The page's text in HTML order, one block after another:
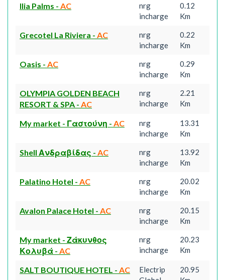
Ilia Palms - AC
nrg
incharge
0.12
Km
Grecotel La Riviera - AC
nrg
incharge
0.22
Km
Oasis - AC
nrg
incharge
0.29
Km
OLYMPIA GOLDEN BEACH
RESORT & SPA - AC
nrg
incharge
2.21
Km
My market - Γαστούνη - AC
nrg
incharge
13.31
Km
Shell Ανδραβίδας - AC
nrg
incharge
13.92
Km
Palatino Hotel - AC
nrg
incharge
20.02
Km
Avalon Palace Hotel - AC
nrg
incharge
20.15
Km
My market - Ζάκυνθος
Κολυβά - AC
nrg
incharge
20.23
Km
SALT BOUTIQUE HOTEL - AC
Electrip
20.95